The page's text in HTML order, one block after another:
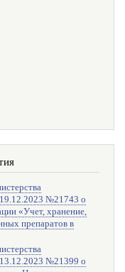
19.12.2023 №21743 о
«Учет, хранение,
препаратов в
13.12.2023 №21399 о